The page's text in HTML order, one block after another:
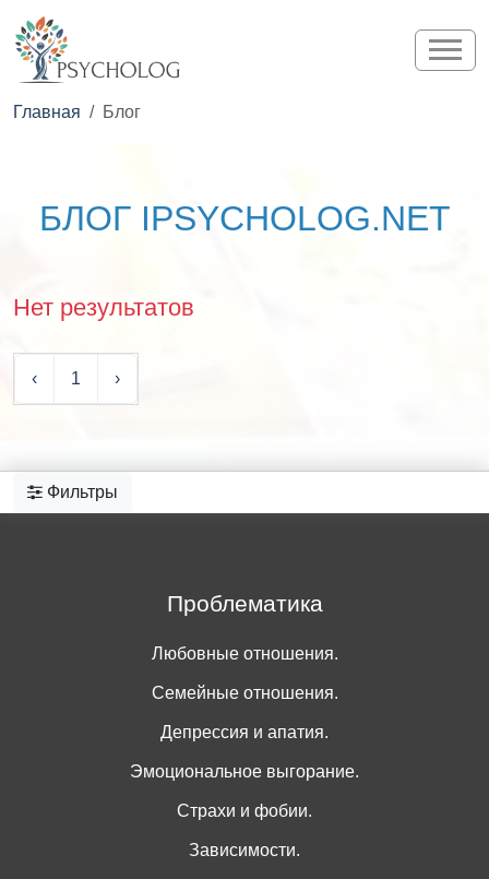
Главная Блог
БЛОГ IPSYCHOLOG.NET
Нет результатов
‹ 1 ›
Фильтры
Проблематика
Любовные отношения.
Семейные отношения.
Депрессия и апатия.
Эмоциональное выгорание.
Страхи и фобии.
Зависимости.